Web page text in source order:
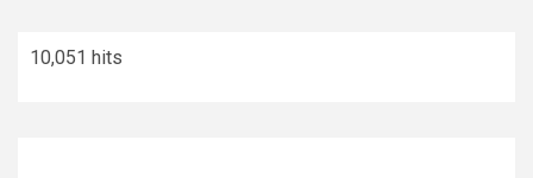
10,051 hits